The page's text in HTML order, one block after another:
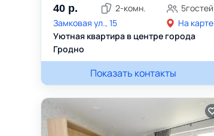
40 р. 2-комн. 5гостей
Замковая ул., 15
На карте
Уютная квартира в центре города
Гродно
+375298858861
Показать контакты